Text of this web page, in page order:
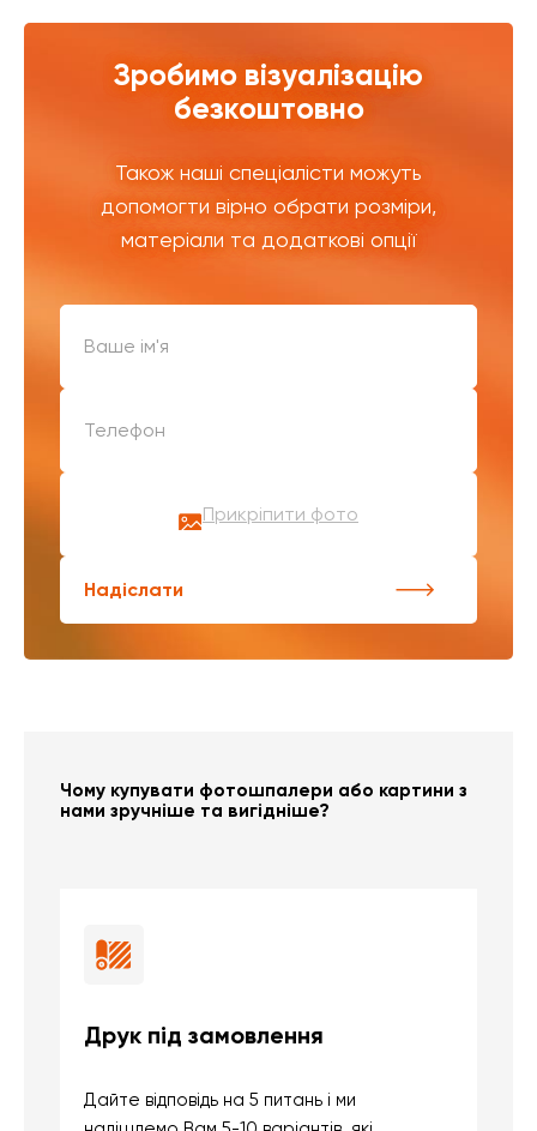
Зробимо візуалізацію
безкоштовно
Також наші спеціалісти можуть
допомогти вірно обрати розміри,
матеріали та додаткові опції
Прикріпити фото
Надіслати
Чому купувати фотошпалери або картини з
нами зручніше та вигідніше?
Друк під замовлення
Дайте відповідь на 5 питань і ми